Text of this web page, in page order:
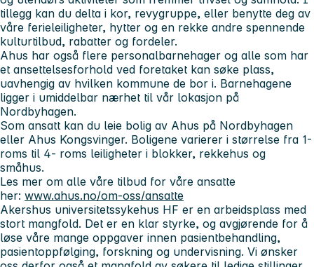
tillegg kan du delta i kor, revygruppe, eller benytte deg av
våre ferieleiligheter, hytter og en rekke andre spennende
kulturtilbud, rabatter og fordeler.
Ahus har også flere personalbarnehager og alle som har
et ansettelsesforhold ved foretaket kan søke plass,
uavhengig av hvilken kommune de bor i. Barnehagene
ligger i umiddelbar nærhet til vår lokasjon på
Nordbyhagen.
Som ansatt kan du leie bolig av Ahus på Nordbyhagen
eller Ahus Kongsvinger. Boligene varierer i størrelse fra 1-
roms til 4- roms leiligheter i blokker, rekkehus og
småhus.
Les mer om alle våre tilbud for våre ansatte
her: www.ahus.no/om-oss/ansatte
Akershus universitetssykehus HF er en arbeidsplass med
stort mangfold. Det er en klar styrke, og avgjørende for å
løse våre mange oppgaver innen pasientbehandling,
pasientoppfølging, forskning og undervisning. Vi ønsker